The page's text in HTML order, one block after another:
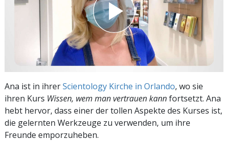
Ana ist in ihrerScientology Kirche in Orlando, wo sie
ihren Kurs Wissen, wem man vertrauen kannfortsetzt. Ana
hebt hervor, dass einer der tollen Aspekte des Kurses ist,
die gelernten Werkzeuge zu verwenden, um ihre
Freunde emporzuheben.